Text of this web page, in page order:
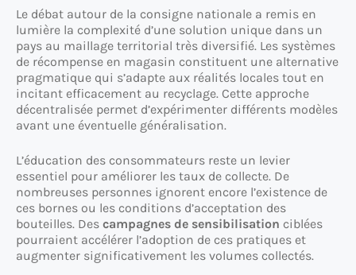
Le débat autour de la consigne nationale a remis en
lumière la complexité d’une solution unique dans un
pays au maillage territorial très diversifié. Les systèmes
de récompense en magasin constituent une alternative
pragmatique qui s’adapte aux réalités locales tout en
incitant efficacement au recyclage. Cette approche
décentralisée permet d’expérimenter différents modèles
avant une éventuelle généralisation.
L’éducation des consommateurs reste un levier
essentiel pour améliorer les taux de collecte. De
nombreuses personnes ignorent encore l’existence de
ces bornes ou les conditions d’acceptation des
bouteilles. Des campagnes de sensibilisation ciblées
pourraient accélérer l’adoption de ces pratiques et
augmenter significativement les volumes collectés.